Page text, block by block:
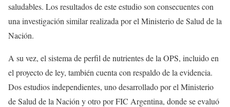
saludables. Los resultados de este estudio son consecuentes con
una investigación similar realizada por el Ministerio de Salud de la
Nación.
A su vez, el sistema de perfil de nutrientes de la OPS, incluido en
el proyecto de ley, también cuenta con respaldo de la evidencia.
Dos estudios independientes, uno desarrollado por el Ministerio
de Salud de la Nación y otro por FIC Argentina, donde se evaluó